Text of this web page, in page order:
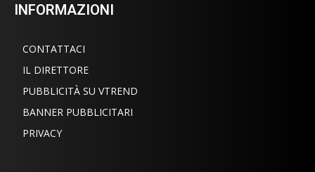
INFORMAZIONI
CONTATTACI
IL DIRETTORE
PUBBLICITÀ SU VTREND
BANNER PUBBLICITARI
PRIVACY